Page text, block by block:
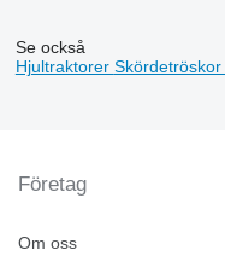
Se också
Hjultraktorer Skördetröskor
Företag
Om oss